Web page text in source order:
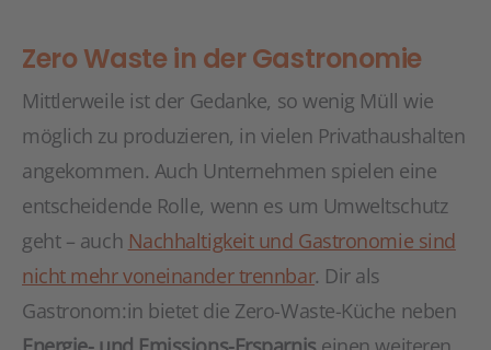
Zero Waste in der Gastronomie
Mittlerweile ist der Gedanke, so wenig Müll wie
möglich zu produzieren, in vielen Privathaushalten
angekommen. Auch Unternehmen spielen eine
entscheidende Rolle, wenn es um Umweltschutz
geht – auch Nachhaltigkeit und Gastronomie sind
nicht mehr voneinander trennbar. Dir als
Gastronom:in bietet die Zero-Waste-Küche neben